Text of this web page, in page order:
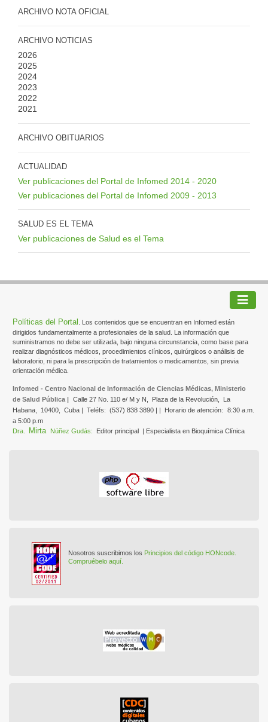
ARCHIVO NOTA OFICIAL
ARCHIVO NOTICIAS
2026
2025
2024
2023
2022
2021
ARCHIVO OBITUARIOS
ACTUALIDAD
Ver publicaciones del Portal de Infomed 2014 - 2020
Ver publicaciones del Portal de Infomed 2009 - 2013
SALUD ES EL TEMA
Ver publicaciones de Salud es el Tema
Políticas del Portal . Los contenidos que se encuentran en Infomed están
dirigidos fundamentalmente a profesionales de la salud. La información que
suministramos no debe ser utilizada, bajo ninguna circunstancia, como base para
realizar diagnósticos médicos, procedimientos clínicos, quirúrgicos o análisis de
laboratorio, ni para la prescripción de tratamientos o medicamentos, sin previa
orientación médica.
Infomed - Centro Nacional de Información de Ciencias Médicas, Ministerio
de Salud Pública | Calle 27 No. 110 e/ M y N, Plaza de la Revolución,
La
Habana, 10400, Cuba | Teléfs: (537) 838 3890 | | Horario de atención:
8:30 a.m.
a 5:00 p.m
Dra.
Mirta Núñez Gudás: Editor principal | Especialista en Bioquímica Clínica
Nosotros suscribimos los Principios del código HONcode.
Compruébelo aquí.